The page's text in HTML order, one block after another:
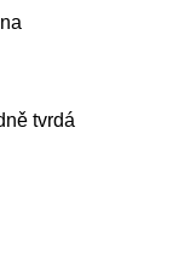
tvrdá